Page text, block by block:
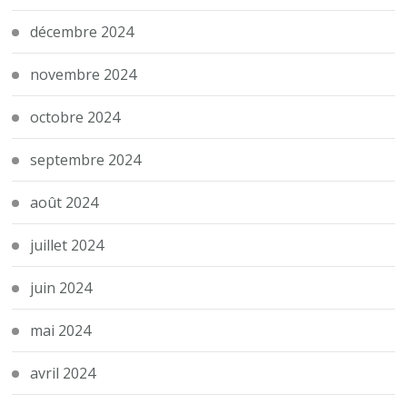
décembre 2024
novembre 2024
octobre 2024
septembre 2024
août 2024
juillet 2024
juin 2024
mai 2024
avril 2024